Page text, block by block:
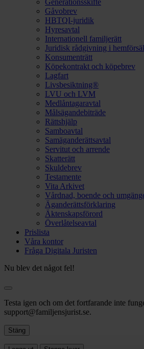
Generationsskifte
Gåvobrev
HBTQI-juridik
Hyresavtal
Internationell familjerätt
Juridisk rådgivning i
Konsumenträtt
Köpekontrakt och köpebrev
Lagfart
Livsbesiktning®
LVU och LVM
Medlåntagaravtal
Målsägandebiträde
Rättshjälp
Samboavtal
Samäganderättsavtal
Servitut och arrende
Skatterätt
Skuldebrev
Testamente
Vita Arkivet
Vårdnad, boende och
Äganderättsförklaring
Äktenskapsförord
Överlåtelseavtal
Prislista
Våra kontor
Fråga Digitala Juristen
Nu blev det något fel!
Testa igen och om det fortfarande inte
support@familjensjurist.se.
Stäng